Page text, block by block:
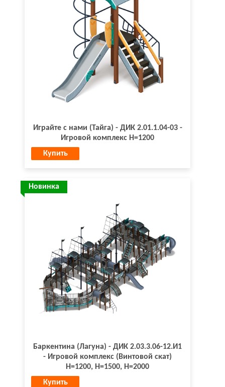
Играйте с нами (Тайга) - ДИК 2.01.1.04-03 -
Игровой комплекс H=1200
Купить
Новинка
Баркентина (Лагуна) - ДИК 2.03.3.06-12.И1
- Игровой комплекс (Винтовой скат)
H=1200, Н=1500, Н=2000
Купить